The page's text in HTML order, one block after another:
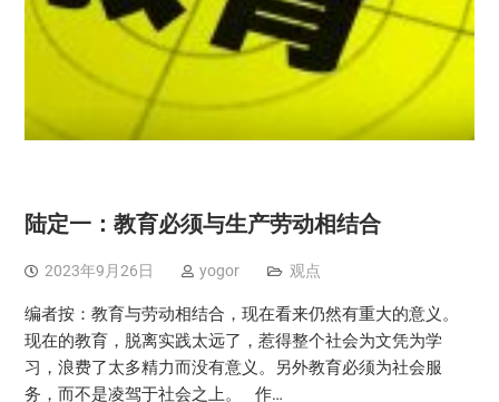
陆定一：教育必须与生产劳动相结合
2023年9月26日 yogor 观点
编者按：教育与劳动相结合，现在看来仍然有重大的意义。
现在的教育，脱离实践太远了，惹得整个社会为文凭为学
习，浪费了太多精力而没有意义。另外教育必须为社会服
务，而不是凌驾于社会之上。 作…